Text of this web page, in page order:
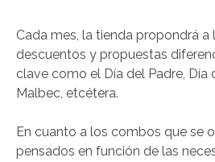
Cada mes, la tienda propondrá a
descuentos y propuestas
clave como el Día del Padre, Día
Malbec, etcétera.
En cuanto a los combos que se
pensados en función de las